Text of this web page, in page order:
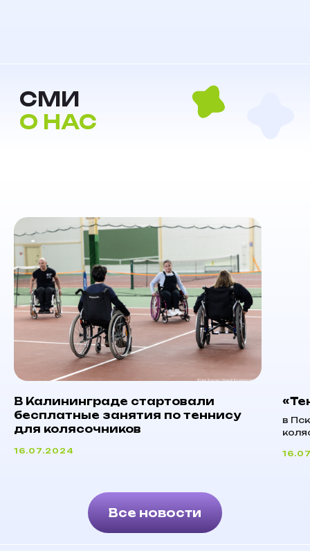
В Калининграде стартовали
бесплатные занятия по теннису
для колясочников
16.07.2024
в
Все новости